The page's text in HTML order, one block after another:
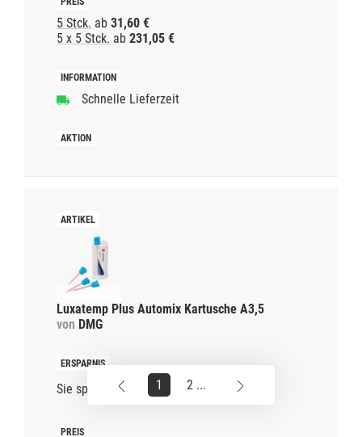
5 Stck. ab 31,60 €
5 x 5 Stck. ab 231,05 €
Schnelle Lieferzeit
Luxatemp Plus Automix Kartusche A3,5
von DMG
Sie sparen 38% 1 2 ...